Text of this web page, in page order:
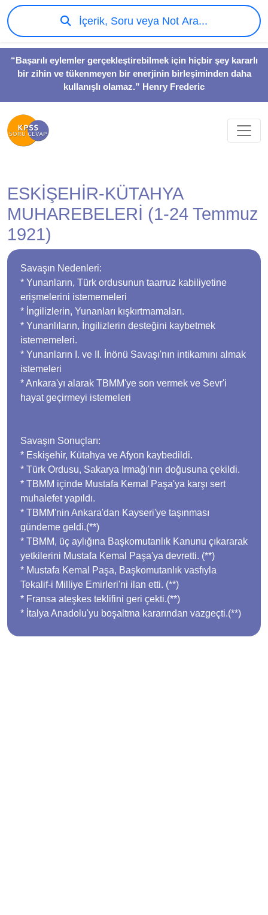
“Başarılı eylemler gerçekleştirebilmek için hiçbir şey kararlı
bir zihin ve tükenmeyen bir enerjinin birleşiminden daha
kullanışlı olamaz.” Henry Frederic
İçerik, Soru veya Not Ara...
ESKİŞEHİR-KÜTAHYA
MUHAREBELERİ (1-24 Temmuz
1921)
Savaşın Nedenleri:
* Yunanların, Türk ordusunun taarruz kabiliyetine
erişmelerini istememeleri
* İngilizlerin, Yunanları kışkırtmamaları.
* Yunanlıların, İngilizlerin desteğini kaybetmek
istememeleri.
* Yunanların I. ve II. İnönü Savaşı'nın intikamını almak
istemeleri
* Ankara'yı alarak TBMM'ye son vermek ve Sevr'i
hayat geçirmeyi istemeleri
Savaşın Sonuçları:
* Eskişehir, Kütahya ve Afyon kaybedildi.
* Türk Ordusu, Sakarya Irmağı'nın doğusuna çekildi.
* TBMM içinde Mustafa Kemal Paşa'ya karşı sert
muhalefet yapıldı.
* TBMM'nin Ankara'dan Kayseri'ye taşınması
gündeme geldi.(**)
* TBMM, üç aylığına Başkomutanlık Kanunu çıkararak
yetkilerini Mustafa Kemal Paşa'ya devretti. (**)
* Mustafa Kemal Paşa, Başkomutanlık vasfıyla
Tekalif-i Milliye Emirleri'ni ilan etti. (**)
* Fransa ateşkes teklifini geri çekti.(**)
* İtalya Anadolu'yu boşaltma kararından vazgeçti.(**)